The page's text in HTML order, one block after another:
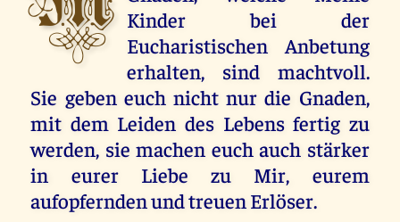
Kinder bei der
Eucharistischen Anbetung
erhalten, sind machtvoll.
Sie geben euch nicht nur die Gnaden,
mit dem Leiden des Lebens fertig zu
werden, sie machen euch auch stärker
in eurer Liebe zu Mir, eurem
aufopfernden und treuen Erlöser.